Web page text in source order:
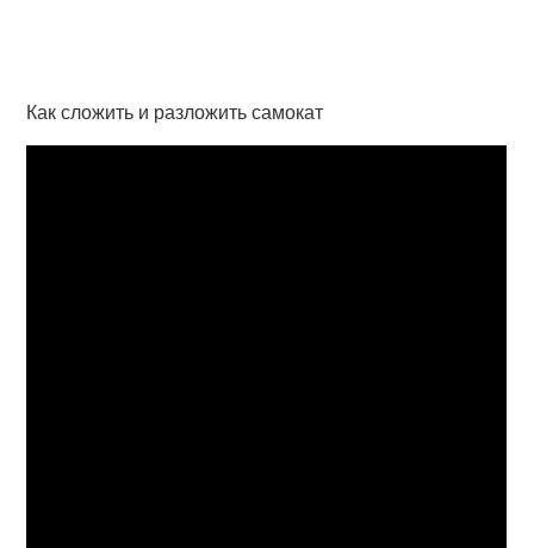
Как сложить и разложить самокат